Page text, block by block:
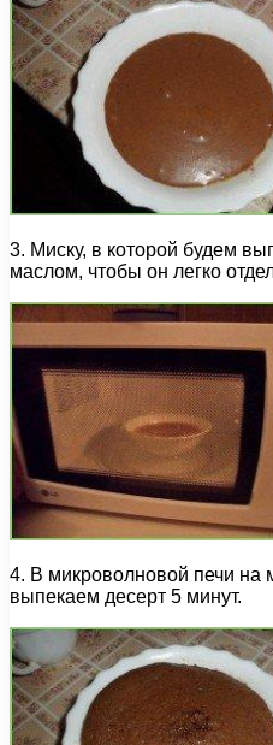
3. Миску, в которой будем
маслом, чтобы он легко
4. В микроволновой печи на
выпекаем десерт 5 минут.